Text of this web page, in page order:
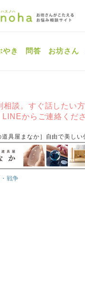
やき 問答 お坊さん
相談。すぐ話したい
LINEからご連絡くだ
道具屋まなか］自由で美し
戦争